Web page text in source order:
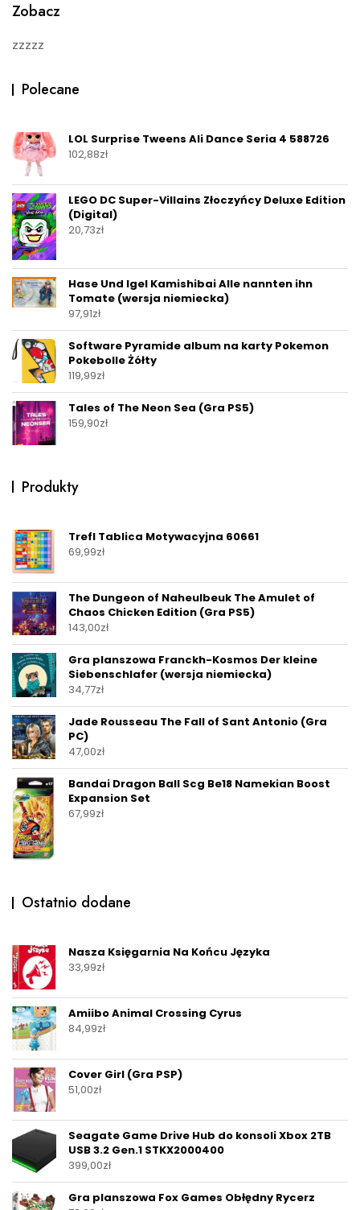
Zobacz
zzzzz
Polecane
LOL Surprise Tweens Ali Dance Seria 4 588726
102,88zł
LEGO DC Super-Villains Złoczyńcy Deluxe Edition
(Digital)
20,73zł
Hase Und Igel Kamishibai Alle nannten ihn
Tomate (wersja niemiecka)
97,91zł
Software Pyramide album na karty Pokemon
Pokebolle Żółty
119,99zł
Tales of The Neon Sea (Gra PS5)
159,90zł
Produkty
Trefl Tablica Motywacyjna 60661
69,99zł
The Dungeon of Naheulbeuk The Amulet of
Chaos Chicken Edition (Gra PS5)
143,00zł
Gra planszowa Franckh-Kosmos Der kleine
Siebenschlafer (wersja niemiecka)
34,77zł
Jade Rousseau The Fall of Sant Antonio (Gra
PC)
47,00zł
Bandai Dragon Ball Scg Be18 Namekian Boost
Expansion Set
67,99zł
Ostatnio dodane
Nasza Księgarnia Na Końcu Języka
33,99zł
Amiibo Animal Crossing Cyrus
84,99zł
Cover Girl (Gra PSP)
51,00zł
Seagate Game Drive Hub do konsoli Xbox 2TB
USB 3.2 Gen.1 STKX2000400
399,00zł
Gra planszowa Fox Games Obłędny Rycerz